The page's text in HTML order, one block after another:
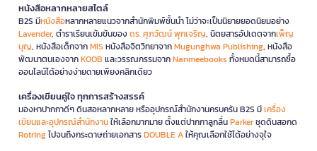
หนังสือหลากหลายสไตล์
B2S มีหนังสือหลากหลายแนวจากสำนักพิมพ์ชั้นนำ ไม่ว่าจะเป็นนิยายยอดนิยมอย่าง
Lavender, ตำราเรียนเข้มข้นของดร. ศุภวัฒน์ พุกเจริญ, นิตยสารอัปเดตจากเพ็ญ
บุญ, หนังสือเด็กจากMIS หนังสือจิตวิทยาจากMugunghwa Publishing, หนังสือ
พัฒนาตนเองจากKOOB และวรรณกรรมจากNanmeebooks ทั้งหมดนี้สามารถซื้อ
ออนไลน์ได้อย่างง่ายดายเพียงคลิกเดียว
เครื่องเขียนคู่ใจ ทุกการสร้างสรรค์
มองหาปากกาดีๆ ดินสอหลากหลาย หรืออุปกรณ์สำนักงานครบครัน B2S มีเครื่อง
เขียนและอุปกรณ์สำนักงานให้เลือกมากมาย ตั้งแต่ปากกาลูกลื่นParkerชุดดินสอกด
Rotringไปจนถึงกระดาษถ่ายเอกสารDOUBLE Aให้คุณเลือกใช้ได้อย่างจุใจ